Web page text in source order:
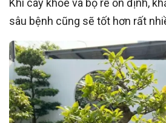
Khi cây khỏe và bộ rễ ổn định,
sâu bệnh cũng sẽ tốt hơn rất